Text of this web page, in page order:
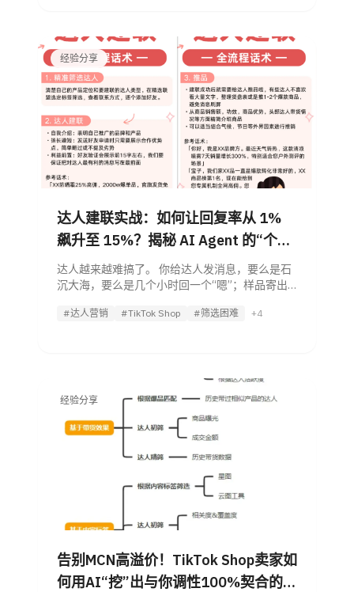
经验分享
达人建联实战：如何让回复率从 1%
飙升至 15%？揭秘 AI Agent 的“个性
化破冰”黑科技
达人越来越难搞了。 你给达人发消息，要么是石
沉大海，要么是几个小时回一个“嗯”；样品寄出
数时候不是你的品不行，而是你在“打招呼”这第
#达人营销 #TikTok Shop #筛选困难 +4
经验分享
告别MCN高溢价！TikTok Shop卖家如
何用AI“挖”出与你调性100%契合的爆